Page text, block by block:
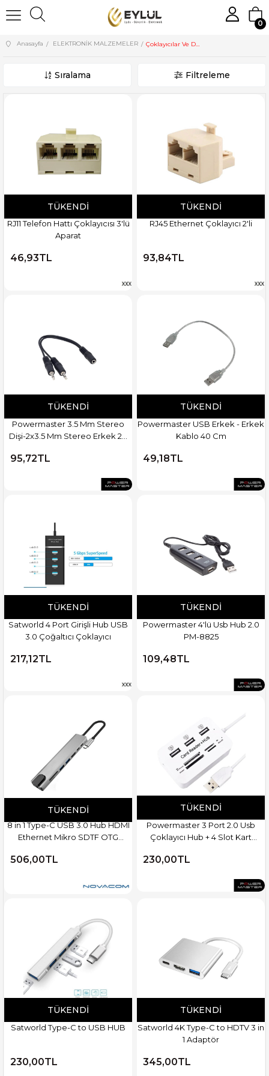
0
Anasayfa ELEKTRONİK MALZEMELER
Filtreleme
Sıralama
TÜKENDI
RJ11 Telefon Hattı Çoklayıcısı 3'lü
Aparat
46,93TL
TÜKENDI
RJ45 Ethernet Çoklayıcı 2'li
93,84TL
TÜKENDI
Powermaster 3.5 Mm Stereo
Dişi-2x3.5 Mm Stereo Erkek 20
95,72TL
TÜKENDI
Powermaster USB Erkek - Erkek
Kablo 40 Cm
49,18TL
TÜKENDI
Satworld 4 Port Girişli Hub USB
3.0 Çoğaltıcı Çoklayıcı
217,12TL
TÜKENDI
Powermaster 4'lü Usb Hub 2.0
PM-8825
109,48TL
TÜKENDI
8 in 1 Type-C USB 3.0 Hub HDMI
Ethernet Mikro SDTF OTG
506,00TL
TÜKENDI
Powermaster 3 Port 2.0 Usb
Çoklayıcı Hub + 4 Slot Kart
230,00TL
TÜKENDI
Satworld Type-C to USB HUB
230,00TL
TÜKENDI
Satworld 4K Type-C to HDTV 3 in
1 Adaptör
345,00TL